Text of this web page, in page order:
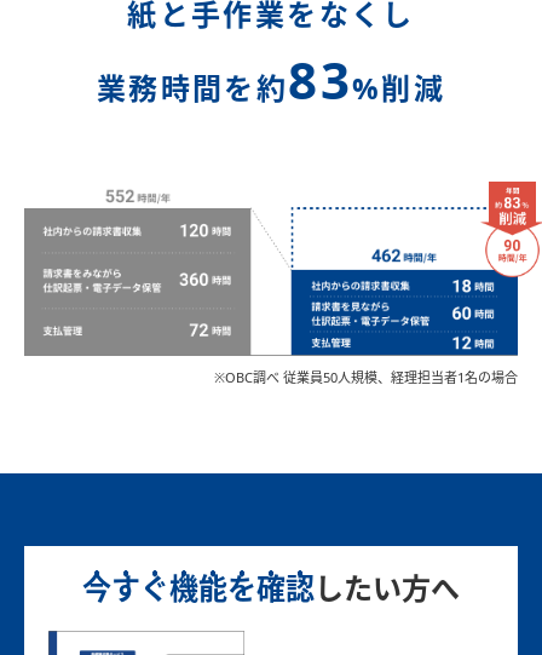
紙と手作業をなくし
業務時間を約83%削減
※OBC調べ 従業員50人規模、経理担当者1名の場合
今すぐ機能を確認 したい方へ